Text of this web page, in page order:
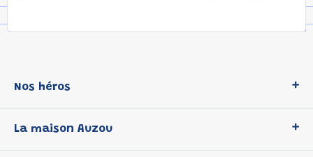
Nos héros
P'tit Loup
La maison Auzou